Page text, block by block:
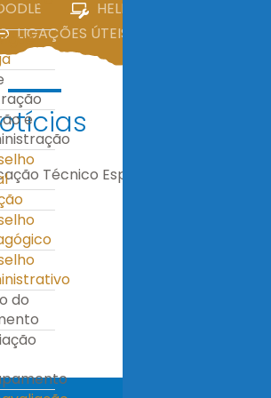
e
do
HELPDESK
LIGAÇÕES ÚTEIS